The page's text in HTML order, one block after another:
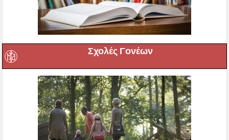
Σχολές Γονέων